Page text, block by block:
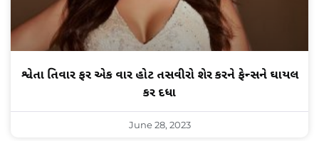
શ્વેતા તિવારી ફરી એક વાર હોટ તસવીરો શેર કરીને ફેન્સને ઘાયલ
કરી દીધા
June 28, 2023